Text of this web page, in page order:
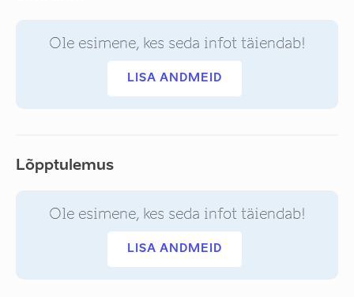
Ole esimene, kes seda infot täiendab!
LISA ANDMEID
Lõpptulemus
Ole esimene, kes seda infot täiendab!
LISA ANDMEID